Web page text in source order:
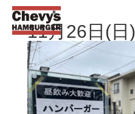
11月26日(日)